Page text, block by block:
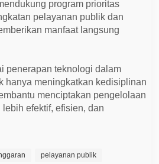
program prioritas
pelayanan publik dan
manfaat langsung
penerapan teknologi dalam
hanya meningkatkan kedisiplinan
menciptakan pengelolaan
efektif, efisien, dan
pelayanan publik